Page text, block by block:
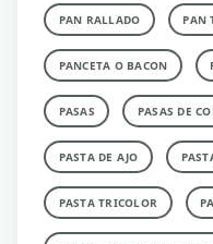
PAN RALLADO PAN
PANCETA O BACON
PASAS PASAS DE
PASTA DE AJO
PASTA TRICOLOR